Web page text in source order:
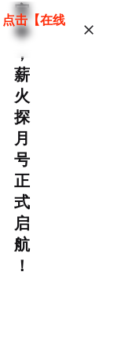
完
毕
，
薪
火
探
月
号
正
式
启
航
！
点击【在线